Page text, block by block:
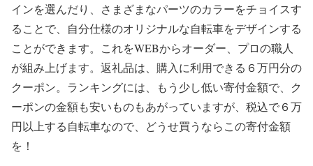
インを選んだり、さまざまなパーツのカラーをチョイスす
ることで、自分仕様のオリジナルな自転車をデザインする
ことができます。これをWEBからオーダー、プロの職人
が組み上げます。返礼品は、購入に利用できる６万円分の
クーポン。ランキングには、もう少し低い寄付金額で、ク
ーポンの金額も安いものもあがっていますが、税込で６万
円以上する自転車なので、どうせ買うならこの寄付金額
を！